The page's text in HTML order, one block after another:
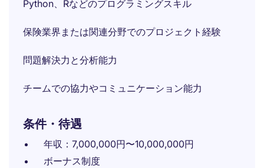
Python、Rなどのプログラミングスキル
保険業界または関連分野でのプロジェクト経験
問題解決力と分析能力
チームでの協力やコミュニケーション能力
条件・待遇
年収：7,000,000円〜10,000,000円
ボーナス制度